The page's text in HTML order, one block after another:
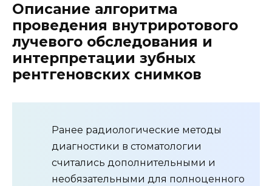
Описание алгоритма
проведения внутриротового
лучевого обследования и
интерпретации зубных
рентгеновских снимков
Ранее радиологические методы
диагностики в стоматологии
считались дополнительными и
необязательными для полноценного